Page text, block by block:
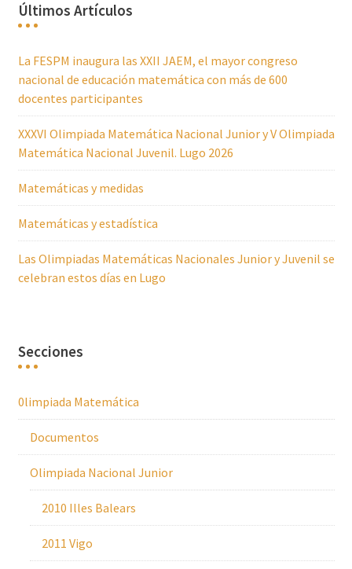
Últimos Artículos
La FESPM inaugura las XXII JAEM, el mayor congreso
nacional de educación matemática con más de 600
docentes participantes
XXXVI Olimpiada Matemática Nacional Junior y V Olimpiada
Matemática Nacional Juvenil. Lugo 2026
Matemáticas y medidas
Matemáticas y estadística
Las Olimpiadas Matemáticas Nacionales Junior y Juvenil se
celebran estos días en Lugo
Secciones
0limpiada Matemática
Documentos
Olimpiada Nacional Junior
2010 Illes Balears
2011 Vigo